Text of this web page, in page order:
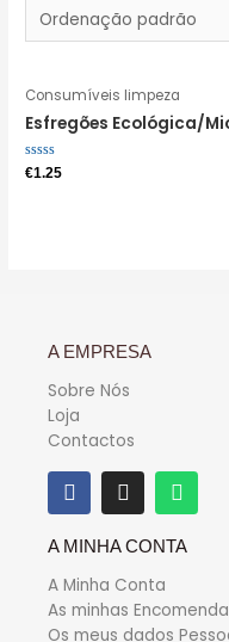
Consumíveis limpeza
Esfregões Ecológica/
Avaliação
€1.25
A EMPRESA
Sobre Nós
Loja
Contactos
A MINHA CONTA
A Minha Conta
As minhas
Os meus dados